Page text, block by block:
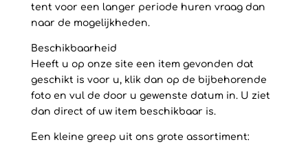
tent voor een langer periode huren vraag dan
naar de mogelijkheden.
Beschikbaarheid
Heeft u op onze site een item gevonden dat
geschikt is voor u, klik dan op de bijbehorende
foto en vul de door u gewenste datum in. U ziet
dan direct of uw item beschikbaar is.
Een kleine greep uit ons grote assortiment: